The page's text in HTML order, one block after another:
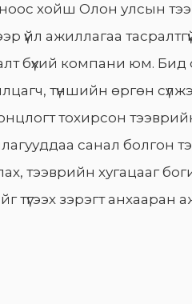
хойш Олон улсын
үйл ажиллагаа
бүхий компани юм. Бид
түншийн өргөн
тохирсон
санал болгон
тээврийн хугацааг
түгээх зэрэгт анхааран